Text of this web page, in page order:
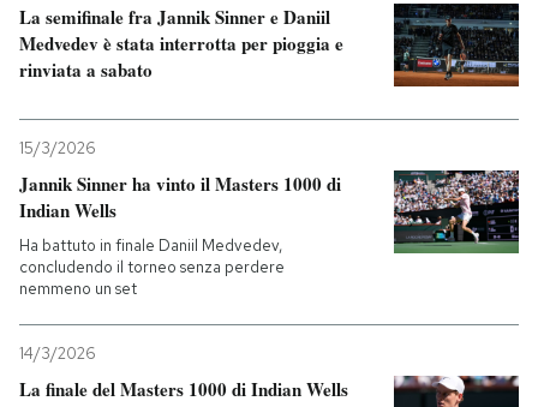
Politica
Tecnologia
Internet
Scienza
Cultura
Economia
Sport
Consumismi
Storie/Idee
Ok Boomer!
Media
Altrecose
Mondiali calcio 2026
PODCAST
La semifinale fra Jannik Sinner e Daniil
Medvedev è stata interrotta per pioggia e
rinviata a sabato
15/3/2026
Jannik Sinner ha vinto il Masters 1000 di
Indian Wells
Ha battuto in finale Daniil Medvedev,
concludendo il torneo senza perdere
nemmeno un set
14/3/2026
La finale del Masters 1000 di Indian Wells